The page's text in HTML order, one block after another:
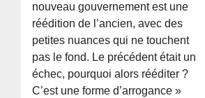
nouveau gouvernement est une
réédition de l’ancien, avec des
petites nuances qui ne touchent
pas le fond. Le précédent était un
échec, pourquoi alors rééditer ?
C’est une forme d’arrogance »